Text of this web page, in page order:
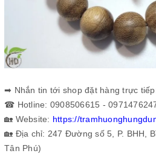
➡ Nhắn tin tới shop đặt hàng trực
☎ Hotline: 0908506615 -
🏡 Website: https://
🏡 Địa chỉ: 247 Đường số 5, P. BHH,
Tân Phú)